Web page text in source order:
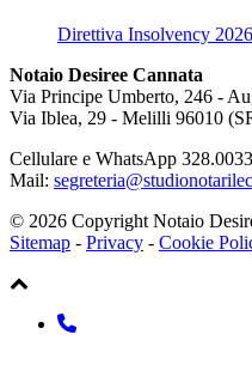
Direttiva Insolvency 2026
Notaio Desiree Cannata
Via Principe Umberto, 246 -
Via Iblea, 29 - Melilli 96010
Cellulare e WhatsApp
Mail:
© 2026 Copyright Notaio
Sitemap - Privacy - Cookie